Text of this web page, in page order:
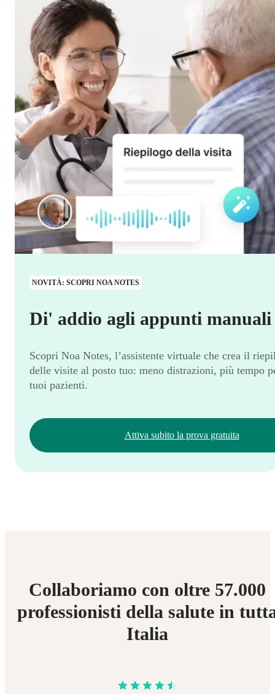
NOVITÀ: SCOPRI NOA NOTES
Di' addio agli appunti manuali
Scopri Noa Notes, l’assistente virtuale che crea il
delle visite al posto tuo: meno distrazioni, più tempo
tuoi pazienti.
Attiva subito la prova gratuita
Collaboriamo con oltre 57.000
professionisti della salute in
Italia